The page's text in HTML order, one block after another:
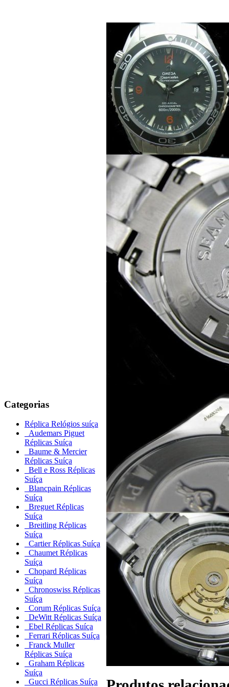
Categorias
Réplica Relógios suíça
Audemars Piguet
Réplicas Suíça
Baume & Mercier
Réplicas Suíça
Bell e Ross Réplicas
Suíça
Blancpain Réplicas
Suíça
Breguet Réplicas
Suíça
Breitling Réplicas
Suíça
Cartier Réplicas Suíça
Chaumet Réplicas
Suíça
Chopard Réplicas
Suíça
Chronoswiss Réplicas
Suíça
Corum Réplicas Suíça
DeWitt Réplicas Suíça
Ebel Réplicas Suíça
Ferrari Réplicas Suíça
Franck Muller
Réplicas Suíça
Graham Réplicas
Suíça
Gucci Réplicas Suíça